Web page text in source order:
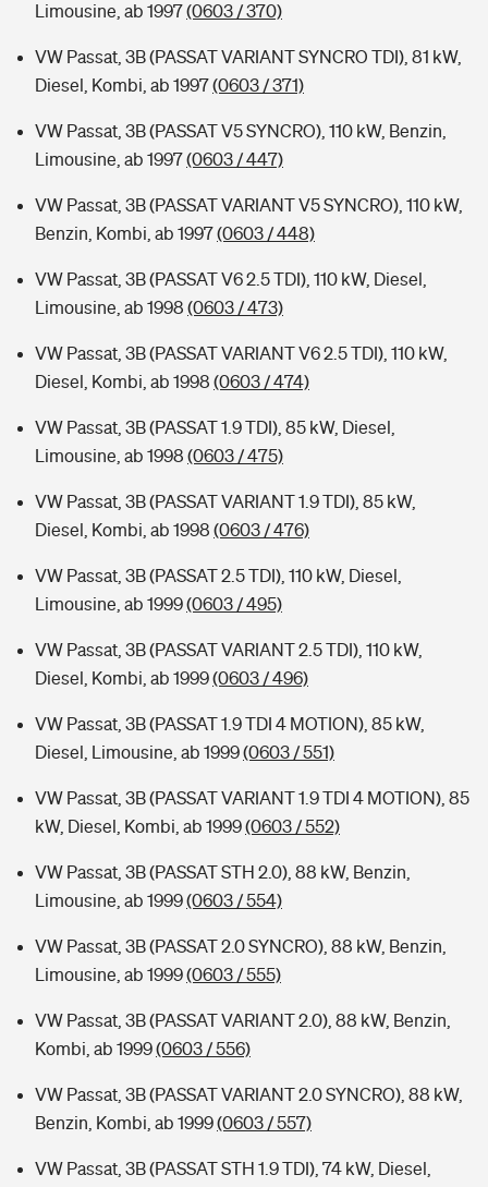
Limousine, ab 1997(0603 / 370)
VW Passat, 3B (PASSAT VARIANT SYNCRO TDI), 81 kW,
Diesel, Kombi, ab 1997(0603 / 371)
VW Passat, 3B (PASSAT V5 SYNCRO), 110 kW, Benzin,
Limousine, ab 1997(0603 / 447)
VW Passat, 3B (PASSAT VARIANT V5 SYNCRO), 110 kW,
Benzin, Kombi, ab 1997(0603 / 448)
VW Passat, 3B (PASSAT V6 2.5 TDI), 110 kW, Diesel,
Limousine, ab 1998 (0603 / 473)
VW Passat, 3B (PASSAT VARIANT V6 2.5 TDI), 110 kW,
Diesel, Kombi, ab 1998 (0603 / 474)
VW Passat, 3B (PASSAT 1.9 TDI), 85 kW, Diesel,
Limousine, ab 1998 (0603 / 475)
VW Passat, 3B (PASSAT VARIANT 1.9 TDI), 85 kW,
Diesel, Kombi, ab 1998 (0603 / 476)
VW Passat, 3B (PASSAT 2.5 TDI), 110 kW, Diesel,
Limousine, ab 1999(0603 / 495)
VW Passat, 3B (PASSAT VARIANT 2.5 TDI), 110 kW,
Diesel, Kombi, ab 1999(0603 / 496)
VW Passat, 3B (PASSAT 1.9 TDI 4 MOTION), 85 kW,
Diesel, Limousine, ab 1999(0603 / 551)
VW Passat, 3B (PASSAT VARIANT 1.9 TDI 4 MOTION), 85
kW, Diesel, Kombi, ab 1999(0603 / 552)
VW Passat, 3B (PASSAT STH 2.0), 88 kW, Benzin,
Limousine, ab 1999(0603 / 554)
VW Passat, 3B (PASSAT 2.0 SYNCRO), 88 kW, Benzin,
Limousine, ab 1999(0603 / 555)
VW Passat, 3B (PASSAT VARIANT 2.0), 88 kW, Benzin,
Kombi, ab 1999(0603 / 556)
VW Passat, 3B (PASSAT VARIANT 2.0 SYNCRO), 88 kW,
Benzin, Kombi, ab 1999(0603 / 557)
VW Passat, 3B (PASSAT STH 1.9 TDI), 74 kW, Diesel,